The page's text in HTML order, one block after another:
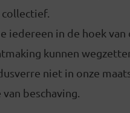
iedereen in de hoek van
kunnen
niet in onze
beschaving.